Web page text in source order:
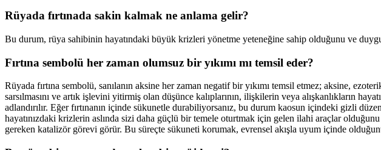
Rüyada fırtınada sakin kalmak ne anlama gelir?
Bu durum, rüya sahibinin hayatındaki büyük krizleri yönetme yeteneğine sahip olduğunu ve
Fırtına sembolü her zaman olumsuz bir yıkımı mı temsil eder?
Rüyada fırtına sembolü, sanılanın aksine her zaman negatif bir yıkımı temsil etmez; aksine,
sarsılmasını ve artık işlevini yitirmiş olan düşünce kalıplarının, ilişkilerin veya alışkanlıkların
adlandırılır. Eğer fırtınanın içinde sükunetle durabiliyorsanız, bu durum kaosun içindeki gizli
hayatınızdaki krizlerin aslında sizi daha güçlü bir temele oturtmak için gelen ilahi araçlar
gereken katalizör görevi görür. Bu süreçte sükuneti korumak, evrensel akışla uyum içinde